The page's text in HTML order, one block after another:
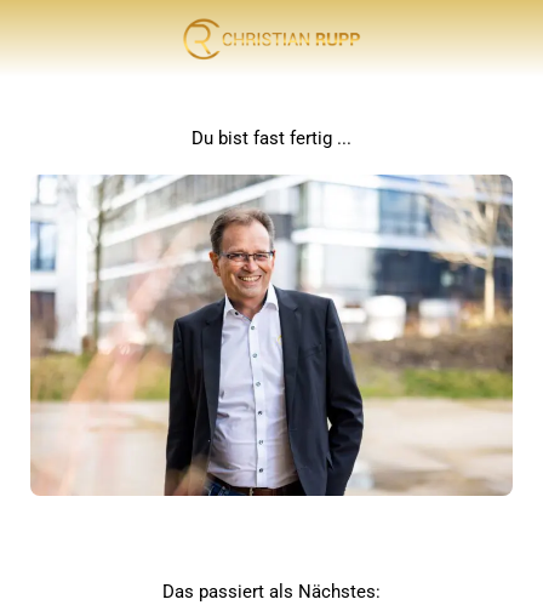
Du bist fast fertig ...
Das passiert als Nächstes: